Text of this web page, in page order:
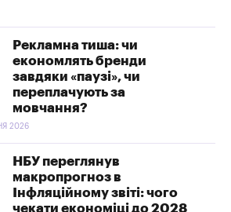
Рекламна тиша: чи
економлять бренди
завдяки «паузі», чи
переплачують за
мовчання?
2026
НБУ переглянув
макропрогноз в
Інфляційному звіті: чого
чекати економіці до 2028